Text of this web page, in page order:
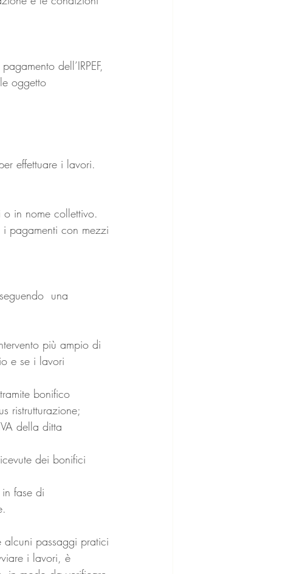
dell’IRPEF,
oggetto
effettuare i lavori.
in nome collettivo.
i pagamenti con mezzi
una
più ampio di
e se i lavori
bonifico
ristrutturazione;
della ditta
dei bonifici
fase di
alcuni passaggi pratici
i lavori, è